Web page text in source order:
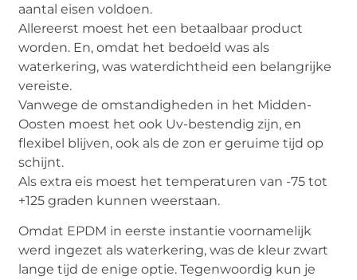
aantal eisen voldoen.
Allereerst moest het een betaalbaar product
worden. En, omdat het bedoeld was als
waterkering, was waterdichtheid een belangrijke
vereiste.
Vanwege de omstandigheden in het Midden-
Oosten moest het ook Uv-bestendig zijn, en
flexibel blijven, ook als de zon er geruime tijd op
schijnt.
Als extra eis moest het temperaturen van -75 tot
+125 graden kunnen weerstaan.
Omdat EPDM in eerste instantie voornamelijk
werd ingezet als waterkering, was de kleur zwart
lange tijd de enige optie. Tegenwoordig kun je